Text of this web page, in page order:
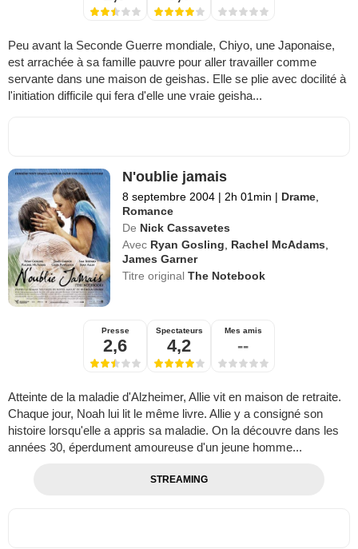
Peu avant la Seconde Guerre mondiale, Chiyo, une Japonaise,
est arrachée à sa famille pauvre pour aller travailler comme
servante dans une maison de geishas. Elle se plie avec docilité à
l'initiation difficile qui fera d'elle une vraie geisha...
N'oublie jamais
8 septembre 2004 | 2h 01min | Drame
Romance
De Nick Cassavetes
Avec Ryan Gosling Rachel McAdams
James Garner
Titre originalThe Notebook
Presse
2,6
Spectateurs
4,2
Mes amis
--
Atteinte de la maladie d'Alzheimer, Allie vit en maison de retraite.
Chaque jour, Noah lui lit le même livre. Allie y a consigné son
histoire lorsqu'elle a appris sa maladie. On la découvre dans les
années 30, éperdument amoureuse d'un jeune homme...
STREAMING